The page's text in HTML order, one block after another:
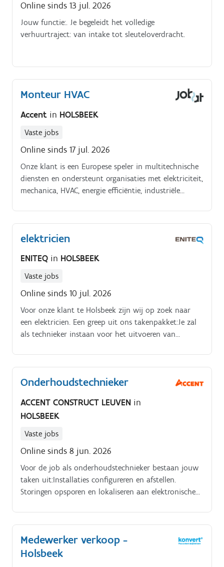
Online sinds 13 jul. 2026
Jouw functie:. Je begeleidt het volledige
verhuurtraject: van intake tot sleuteloverdracht.
Monteur HVAC
Accent in HOLSBEEK
Vaste jobs
Online sinds 17 jul. 2026
Onze klant is een Europese speler in multitechnische
diensten en ondersteunt organisaties met elektriciteit,
mechanica, HVAC, energie efficiëntie, industriële
dan 1.500 medewerkers en hebben vestigingen
verspreid over heel België.
elektricien
ENITEQ in HOLSBEEK
Vaste jobs
Online sinds 10 jul. 2026
Voor onze klant te Holsbeek zijn wij op zoek naar
een elektricien. Een greep uit ons takenpakket:Je zal
als technieker instaan voor het uitvoeren van
Onderhoudstechnieker
ACCENT CONSTRUCT LEUVEN in
HOLSBEEK
Vaste jobs
Online sinds 8 jun. 2026
Voor de job als onderhoudstechnieker bestaan jouw
taken uit:Installaties configureren en afstellen.
Storingen opsporen en lokaliseren aan elektronische
Medewerker verkoop -
Holsbeek